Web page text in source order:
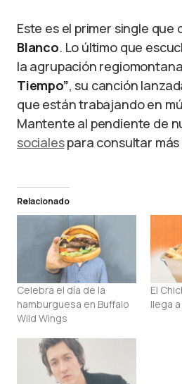
Este es el primer single que
Blanco. Lo último que
la agrupación
Tiempo”, su canción
que están trabajando en
Mantente al pendiente de
socialespara consultar
Relacionado
Celebra el día de la
hamburguesa en Buffalo
Wild Wings
El
llega